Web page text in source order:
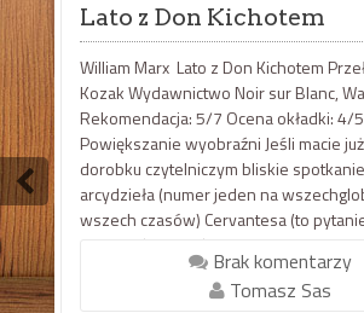
Lato z Don Kichotem
William Marx Lato z Don Kichotem
Kozak Wydawnictwo Noir sur Blanc,
Rekomendacja: 5/7 Ocena okładki: 4/5
Powiększanie wyobraźni Jeśli macie
dorobku czytelniczym bliskie
arcydzieła (numer jeden na
wszech czasów) Cervantesa (to
powinniście mieć od dawna!),
będzie jak ostra punktowa latarka,
Brak komentarzy
Tomasz Sas